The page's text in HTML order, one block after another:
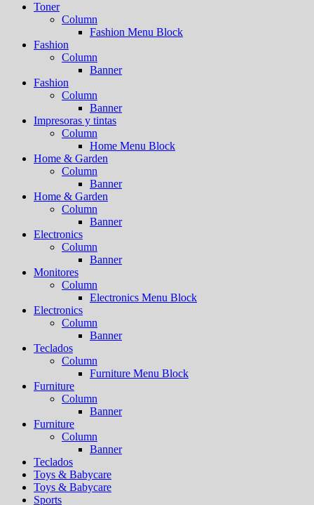
Toner
Column
Fashion Menu Block
Fashion
Column
Banner
Fashion
Column
Banner
Impresoras y tintas
Column
Home Menu Block
Home & Garden
Column
Banner
Home & Garden
Column
Banner
Electronics
Column
Banner
Monitores
Column
Electronics Menu Block
Electronics
Column
Banner
Teclados
Column
Furniture Menu Block
Furniture
Column
Banner
Furniture
Column
Banner
Teclados
Toys & Babycare
Toys & Babycare
Sports